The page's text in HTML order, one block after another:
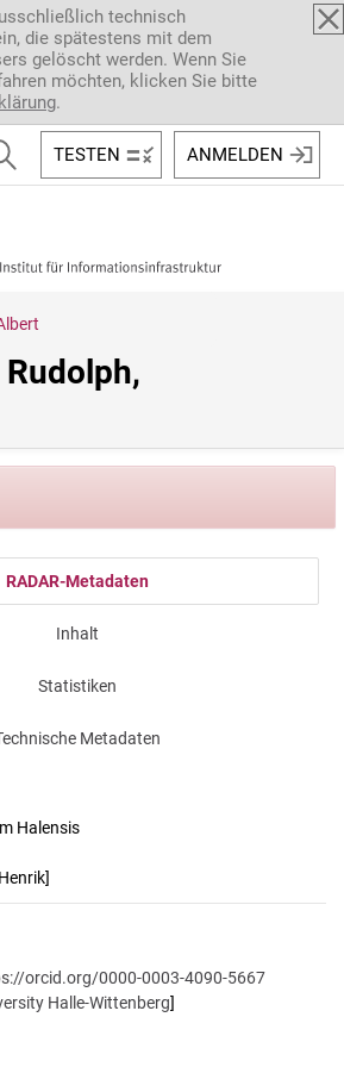
technisch
die spätestens mit dem
gelöscht werden. Wenn Sie
möchten, klicken Sie bitte
.
TESTEN ANMELDEN
RADAR-Metadaten
Inhalt
Statistiken
Metadaten
Halensis
orcid.org/0000-0003-4090-5667
Halle-Wittenberg]